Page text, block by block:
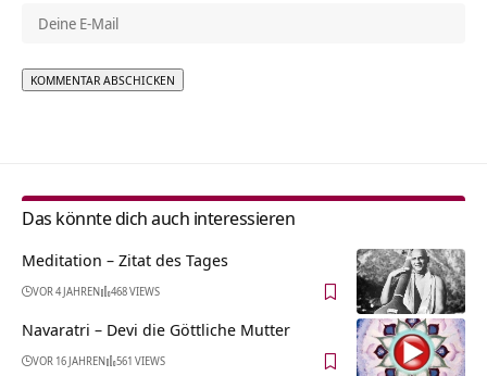
Das könnte dich auch interessieren
Meditation – Zitat des Tages
VOR 4 JAHREN 468 VIEWS
Navaratri – Devi die Göttliche Mutter
VOR 16 JAHREN 561 VIEWS